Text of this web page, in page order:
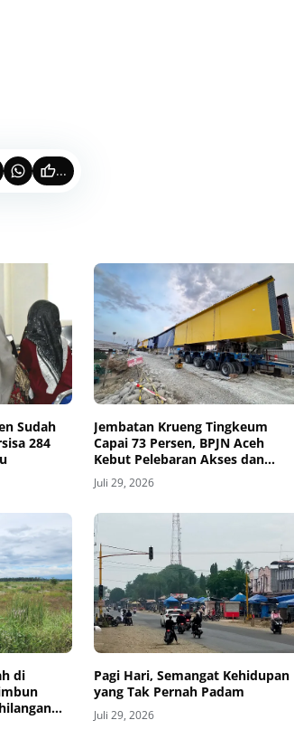
...
Sudah
284
Jembatan Krueng Tingkeum
Capai 73 Persen, BPJN Aceh
Kebut Pelebaran Akses dan
Pemasangan Bentang Tengah
Juli 29, 2026
di
Pagi Hari, Semangat Kehidupan
yang Tak Pernah Padam
Juli 29, 2026